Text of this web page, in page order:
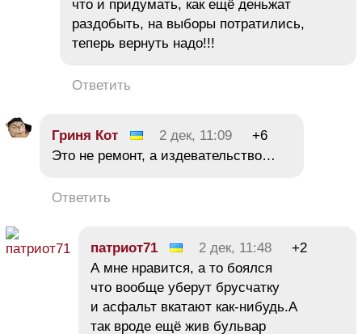
что и придумать, как ещё деньжат
раздобыть, на выборы потратились,
теперь вернуть надо!!!
Ответить
Гриня Кот 2 дек, 11:09
+6
Это не ремонт, а издевательство…
Ответить
патриот71 2 дек, 11:48
+2
А мне нравится, а то боялся
что вообще уберут брусчатку
и асфальт вкатают как-нибудь.А
так вроде ещё жив бульвар